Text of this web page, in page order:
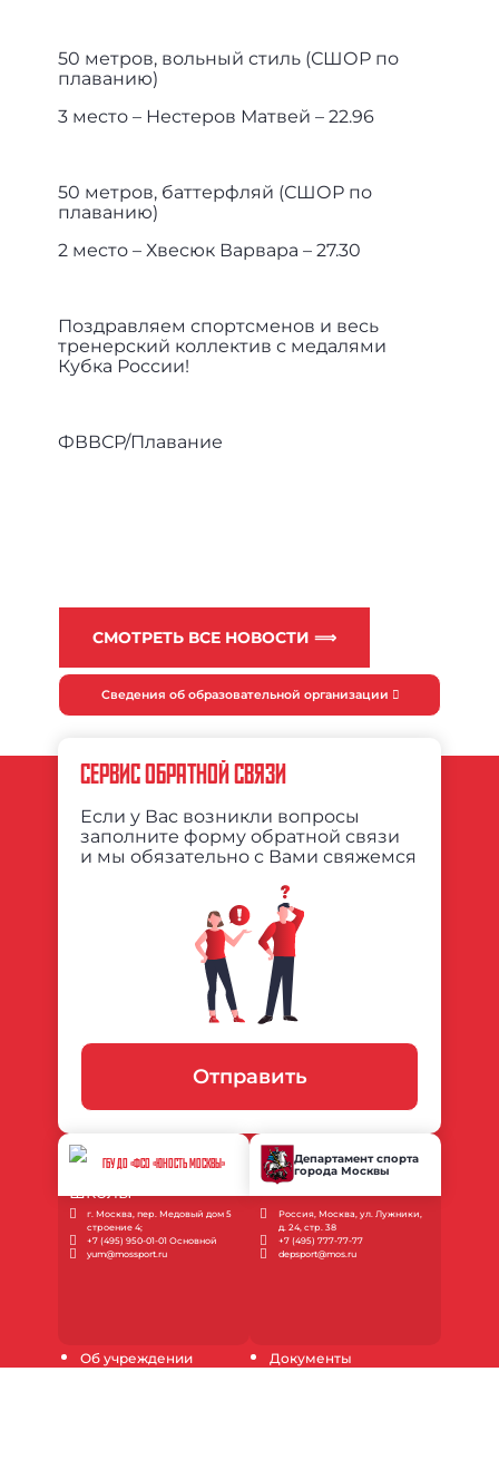
50 метров, вольный стиль (СШОР по
плаванию)
3 место – Нестеров Матвей – 22.96
50 метров, баттерфляй (СШОР по
плаванию)
2 место – Хвесюк Варвара – 27.30
Поздравляем спортсменов и весь
тренерский коллектив с медалями
Кубка России!
ФВВСР/Плавание
СМОТРЕТЬ ВСЕ НОВОСТИ ⟹
Сведения об образовательной организации
Об учреждении
Документы
СЕРВИС ОБРАТНОЙ СВЯЗИ
Если у Вас возникли вопросы
заполните форму обратной связи
и мы обязательно с Вами свяжемся
Отправить
ГБУ ДО «ФСО «ЮНОСТЬ МОСКВЫ»
г. Москва, пер. Медовый дом 5
строение 4;
+7 (495) 950-01-01 Основной
yum@mossport.ru
Департамент спорта
города Москвы
Россия, Москва, ул. Лужники,
д. 24, стр. 38
+7 (495) 777-77-77
depsport@mos.ru